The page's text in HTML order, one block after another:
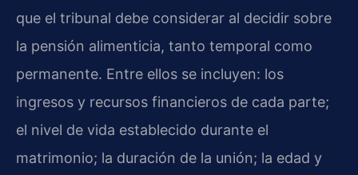
que el tribunal debe considerar al decidir sobre
la pensión alimenticia, tanto temporal como
permanente. Entre ellos se incluyen: los
ingresos y recursos financieros de cada parte;
el nivel de vida establecido durante el
matrimonio; la duración de la unión; la edad y